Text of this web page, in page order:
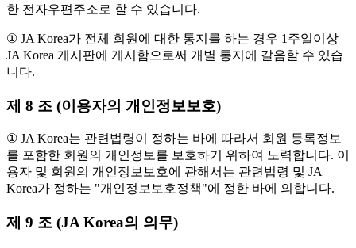
한 전자우편주소로 할 수 있습니다.
① JA Korea가 전체 회원에 대한 통지를 하는 경우 1주일이상
JA Korea 게시판에 게시함으로써 개별 통지에 갈음할 수 있습
니다.
제 8 조 (이용자의 개인정보보호)
① JA Korea는 관련법령이 정하는 바에 따라서 회원 등록정보
를 포함한 회원의 개인정보를 보호하기 위하여 노력합니다. 이
용자 및 회원의 개인정보보호에 관해서는 관련법령 및 JA
Korea가 정하는 "개인정보보호정책"에 정한 바에 의합니다.
제 9 조 (JA Korea의 의무)